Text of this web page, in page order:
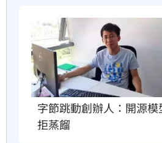
字節跳動創辦人：開源模
拒蒸餾